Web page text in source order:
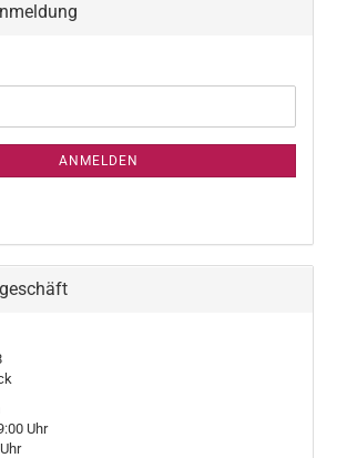
ANMELDEN
Uhr